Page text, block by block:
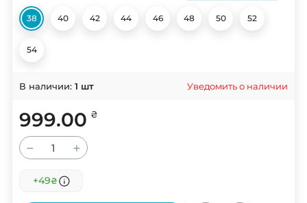
38 40 42 44 46 48 50 52
54
В наличии: 1 шт Уведомить о наличии
999.00 ₴
− +
+49₴